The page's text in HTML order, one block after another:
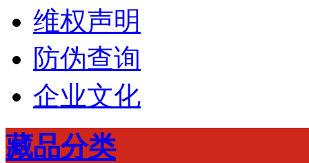
维权声明
防伪查询
企业文化
藏品分类